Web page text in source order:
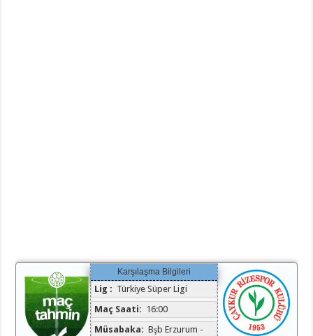
Karşılaşma Bilgileri
Lig : Türkiye Süper Ligi
Maç Saati: 16:00
Müsabaka: Bşb Erzurum -